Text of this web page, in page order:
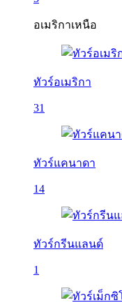
อเมริกาเหนือ
ทัวร์อเมริกา
31
ทัวร์แคนาดา
14
ทัวร์กรีนแลนด์
1